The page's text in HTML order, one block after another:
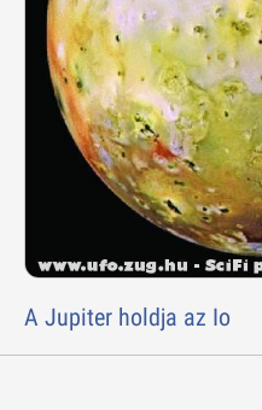
A Jupiter holdja az Io